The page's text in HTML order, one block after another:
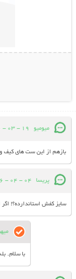
میومیو 19 - 03 - 1396
بازهم از این ست های
پریسا 04 - 04 - 1396
سایز کفش استاندارده؟! اگر
با سلام.